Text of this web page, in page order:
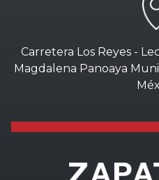
Carretera Los Reyes -
Magdalena Panoaya